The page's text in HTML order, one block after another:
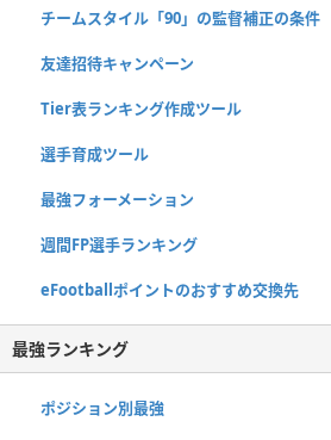
チームスタイル「90」の監督補正の条件
友達招待キャンペーン
Tier表ランキング作成ツール
選手育成ツール
最強フォーメーション
週間FP選手ランキング
eFootballポイントのおすすめ交換先
最強ランキング
ポジション別最強